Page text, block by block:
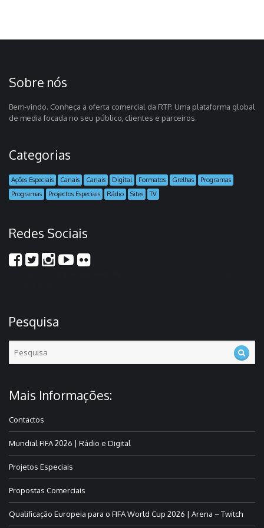
Sobre nós
Bem-vindo. Conheça a oferta comercial da RTP. Uma plataforma global
de media focada no seu público, clientes e parceiros.
Categorias
Ações Especiais Canais Canais Digital Formatos Grelhas
Programas
Programas
Projectos Especiais Rádio Sites TV
Redes Sociais
Pesquisa
Mais Informações:
Contactos
Mundial FIFA 2026 | Rádio e Digital
Projetos Especiais
Propostas Comerciais
Qualificação Europeia para o FIFA World Cup 2026 | Arena – Twitch